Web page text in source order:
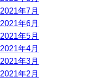
2021年7月
2021年6月
2021年5月
2021年4月
2021年3月
2021年2月